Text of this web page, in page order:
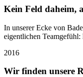
Kein Feld daheim,
In unserer Ecke von
eigentlichen
2016
Wir finden unsere